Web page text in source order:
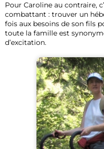
Pour Caroline au contraire,
combattant : trouver un
fois aux besoins de son fils
toute la famille est
d’excitation.